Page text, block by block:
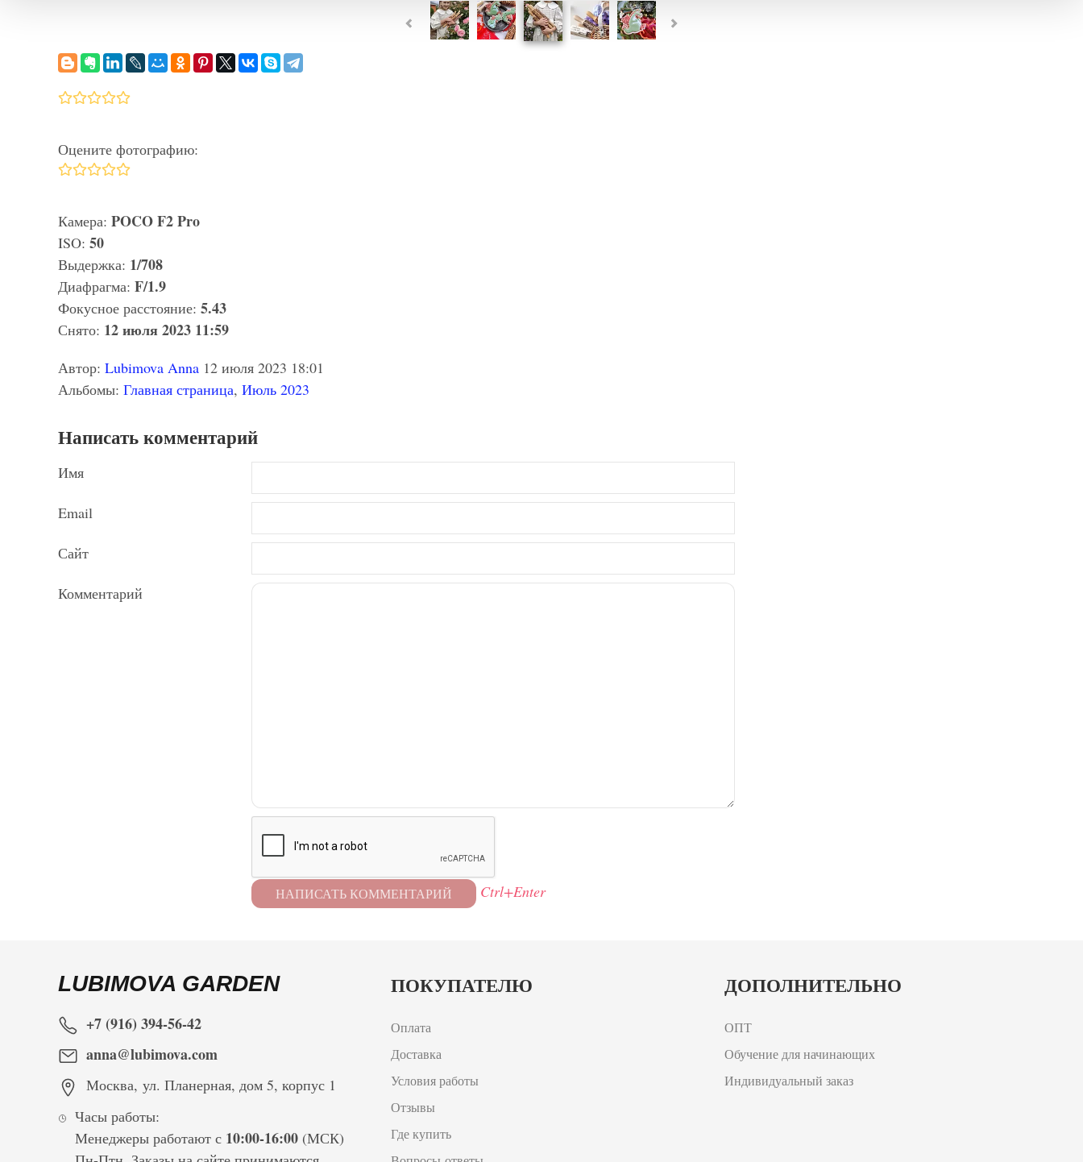
Оцените фотографию:
Камера: POCO F2 Pro
ISO: 50
Выдержка: 1/708
Диафрагма: F/1.9
Фокусное расстояние: 5.43
Снято: 12 июля 2023 11:59
Автор: Lubimova Anna 12 июля 2023 18:01
Альбомы: Главная страница, Июль 2023
Написать комментарий
Имя
Email
Сайт
Комментарий
Ctrl+Enter
LUBIMOVA GARDEN
+7 (916) 394-56-42
anna@lubimova.com
Москва, ул. Планерная, дом 5, корпус 1
Часы работы:
Менеджеры работают с 10:00-16:00 (МСК)
ПОКУПАТЕЛЮ
Оплата
Доставка
Условия работы
Отзывы
Где купить
ДОПОЛНИТЕЛЬНО
ОПТ
Обучение для начинающих
Индивидуальный заказ